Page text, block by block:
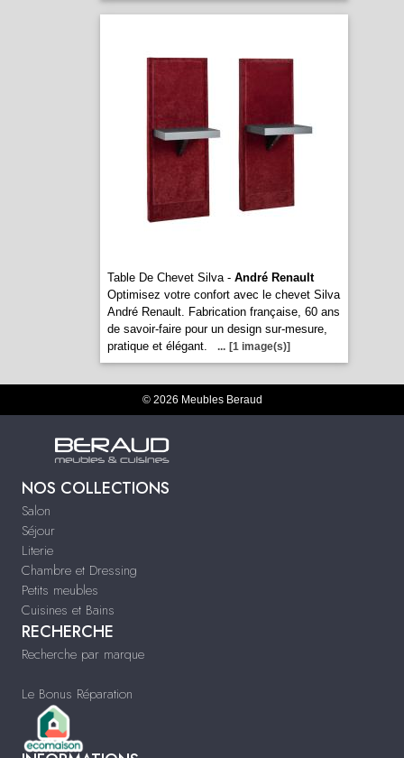
Table De Chevet Silva - André Renault
Optimisez votre confort avec le chevet Silva
André Renault. Fabrication française, 60 ans
de savoir-faire pour un design sur-mesure,
pratique et élégant.
... [1 image(s)]
© 2026 Meubles Beraud
NOS COLLECTIONS
Salon
Séjour
Literie
Chambre et Dressing
Petits meubles
Cuisines et Bains
RECHERCHE
Recherche par marque
Le Bonus Réparation